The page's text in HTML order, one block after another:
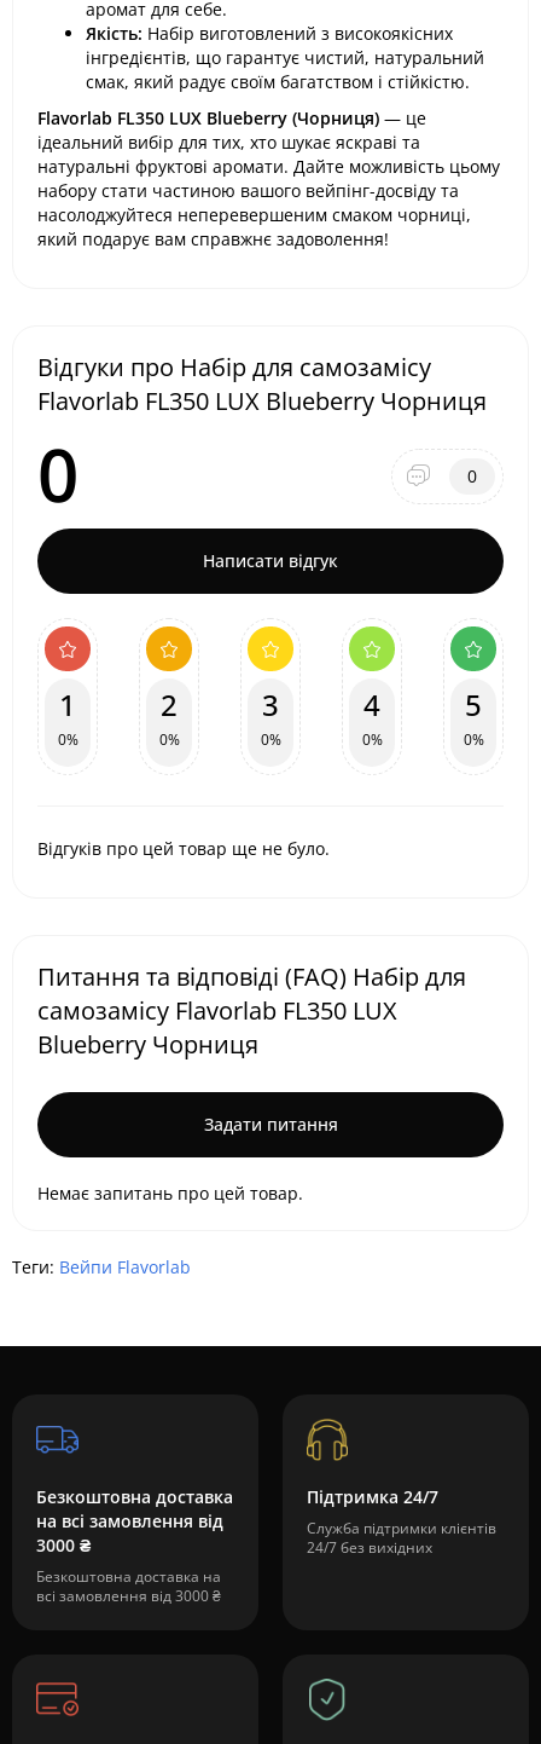
аромат для себе.
Якість: Набір виготовлений з високоякісних
інгредієнтів, що гарантує чистий, натуральний
смак, який радує своїм багатством і стійкістю.
Flavorlab FL350 LUX Blueberry (Чорниця) — це
ідеальний вибір для тих, хто шукає яскраві та
натуральні фруктові аромати. Дайте можливість цьому
набору стати частиною вашого вейпінг-досвіду та
насолоджуйтеся неперевершеним смаком чорниці,
який подарує вам справжнє задоволення!
Відгуки про Набір для самозамісу
Flavorlab FL350 LUX Blueberry Чорниця
0 0
Написати відгук
1
0%
2
0%
3
0%
4
0%
5
0%
Відгуків про цей товар ще не було.
Питання та відповіді (FAQ) Набір для
самозамісу Flavorlab FL350 LUX
Blueberry Чорниця
Задати питання
Немає запитань про цей товар.
Теги: Вейпи Flavorlab
Безкоштовна доставка
на всі замовлення від
3000 ₴
Безкоштовна доставка на
всі замовлення від 3000 ₴
Підтримка 24/7
Служба підтримки клієнтів
24/7 без вихідних